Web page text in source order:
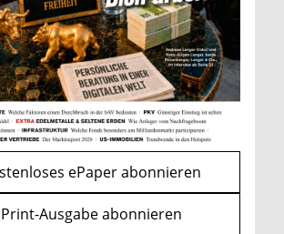
WEITERE ARTIKEL
zurückweiter
im Überblick –
mit Kreditbeträgen und
mehr
ePaper abonnieren
Print-Ausgabe abonnieren